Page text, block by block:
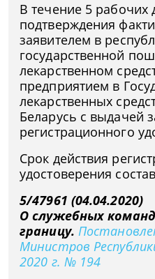
В течение 5 рабочих
подтверждения
заявителем в
государственной
лекарственном
предприятием в
лекарственных
Беларусь с выдачей
регистрационного
Срок действия
удостоверения
5/47961 (04.04.2020)
О служебных
границу.
Министров
2020 г. № 194